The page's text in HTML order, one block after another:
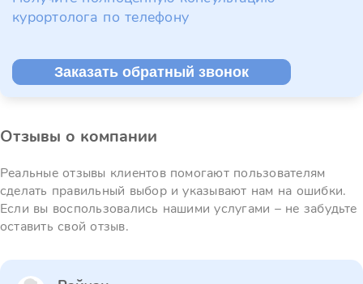
курортолога по телефону
Заказать обратный звонок
Отзывы о компании
Реальные отзывы клиентов помогают пользователям
сделать правильный выбор и указывают нам на ошибки.
Если вы воспользовались нашими услугами – не забудьте
оставить свой отзыв.